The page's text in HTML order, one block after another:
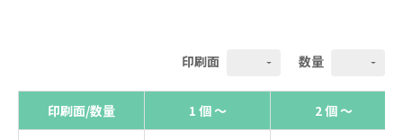
印刷面 数量
印刷面/数量 1 個 ～ 2 個 ～